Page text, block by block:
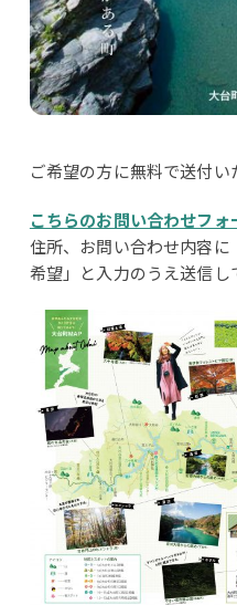
ご希望の方に無料で送付い
こちらのお問い合わせフォ
住所、お問い合わせ内容に
希望」と入力のうえ送信し